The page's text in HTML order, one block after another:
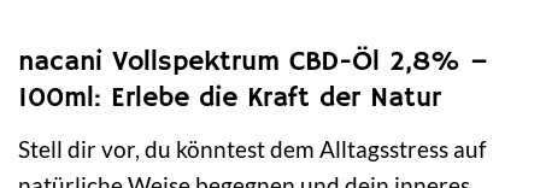
nacani Vollspektrum CBD-Öl 2,8% –
100ml: Erlebe die Kraft der Natur
Stell dir vor, du könntest dem Alltagsstress auf